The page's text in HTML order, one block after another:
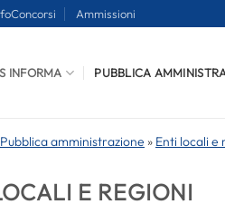
Ammissioni
INFORMA PUBBLICA
Pubblica amministrazione » Enti locali e
E REGIONI